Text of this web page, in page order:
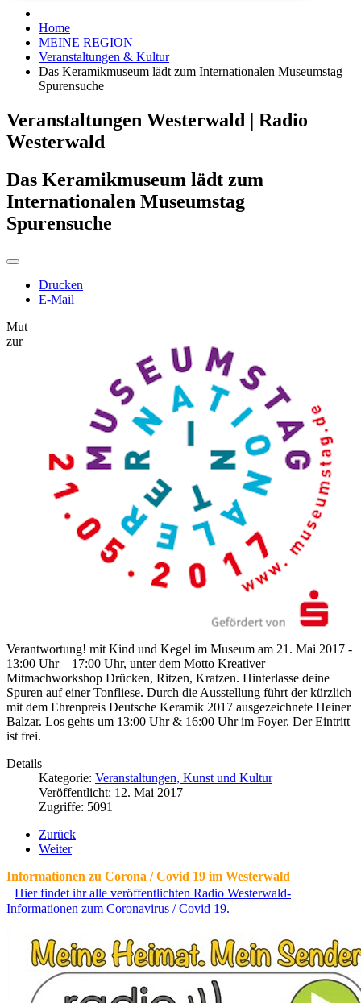
Home
MEINE REGION
Veranstaltungen & Kultur
Das Keramikmuseum lädt zum Internationalen Museumstag
Spurensuche
Veranstaltungen Westerwald | Radio
Westerwald
Das Keramikmuseum lädt zum
Internationalen Museumstag
Spurensuche
Drucken
E-Mail
Mut
zur
Verantwortung! mit Kind und Kegel im Museum am 21. Mai 2017 -
13:00 Uhr – 17:00 Uhr, unter dem Motto Kreativer
Mitmachworkshop Drücken, Ritzen, Kratzen. Hinterlasse deine
Spuren auf einer Tonfliese. Durch die Ausstellung führt der kürzlich
mit dem Ehrenpreis Deutsche Keramik 2017 ausgezeichnete Heiner
Balzar. Los gehts um 13:00 Uhr & 16:00 Uhr im Foyer. Der Eintritt
ist frei.
Details
Kategorie: Veranstaltungen, Kunst und Kultur
Veröffentlicht: 12. Mai 2017
Zugriffe: 5091
Zurück
Weiter
Informationen zu Corona / Covid 19 im Westerwald
Hier findet ihr alle veröffentlichten Radio Westerwald-
Informationen zum Coronavirus / Covid 19.